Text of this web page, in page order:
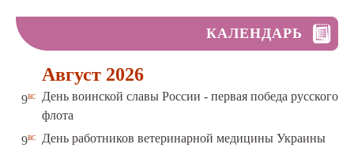
КАЛЕНДАРЬ
Август 2026
9вс
День воинской славы России - первая победа русского
флота
9вс День работников ветеринарной медицины Украины